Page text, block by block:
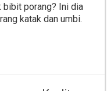
bibit porang? Ini dia
katak dan umbi.